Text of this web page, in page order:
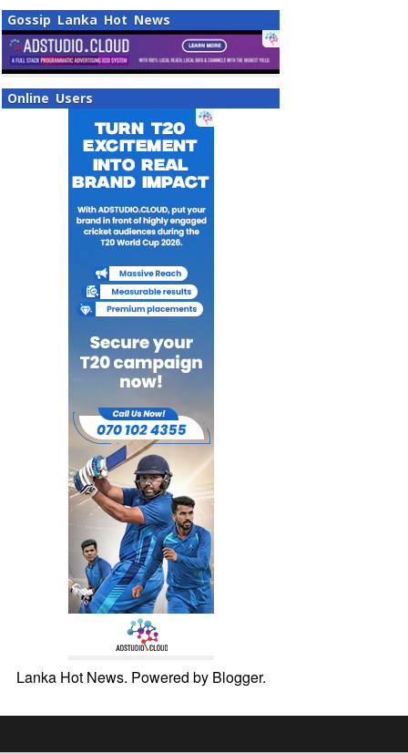
Gossip Lanka Hot News
Online Users
Lanka Hot News. Powered by Blogger.